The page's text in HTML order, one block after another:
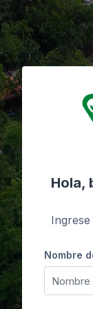
Salta al
Hola,
Nombre
Nombre